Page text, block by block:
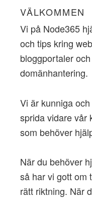
VÄLKOMMEN
Vi på Node365
och tips kring
bloggportaler
domänhantering.
Vi är kunniga
sprida vidare vår
som behöver
När du behöver
så har vi gott om
rätt riktning. När